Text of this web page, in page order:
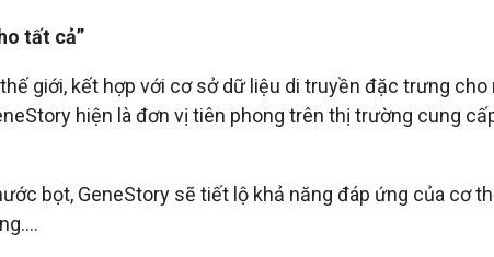
tất cả”
giới, kết hợp với cơ sở dữ liệu di truyền đặc trưng
hiện là đơn vị tiên phong trên thị trường cung
bọt, GeneStory sẽ tiết lộ khả năng đáp ứng của cơ